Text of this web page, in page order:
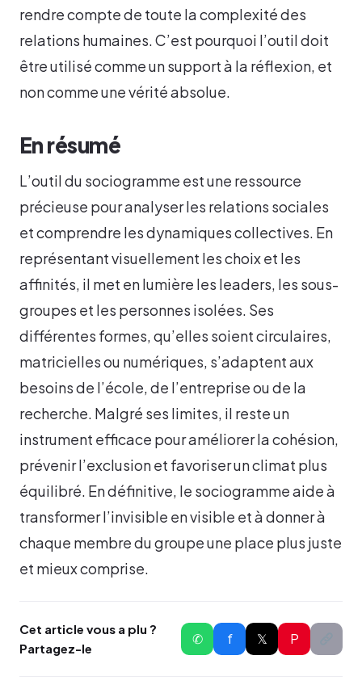
rendre compte de toute la complexité des
relations humaines. C’est pourquoi l’outil doit
être utilisé comme un support à la réflexion, et
non comme une vérité absolue.
En résumé
L’outil du sociogramme est une ressource
précieuse pour analyser les relations sociales
et comprendre les dynamiques collectives. En
représentant visuellement les choix et les
affinités, il met en lumière les leaders, les sous-
groupes et les personnes isolées. Ses
différentes formes, qu’elles soient circulaires,
matricielles ou numériques, s’adaptent aux
besoins de l’école, de l’entreprise ou de la
recherche. Malgré ses limites, il reste un
instrument efficace pour améliorer la cohésion,
prévenir l’exclusion et favoriser un climat plus
équilibré. En définitive, le sociogramme aide à
transformer l’invisible en visible et à donner à
chaque membre du groupe une place plus juste
et mieux comprise.
Cet article vous a plu ?
Partagez-le
✆ f 𝕏 P